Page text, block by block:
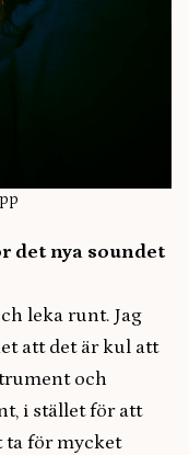
det nya soundet
leka runt. Jag
att det är kul att
och
i stället för att
ta för mycket